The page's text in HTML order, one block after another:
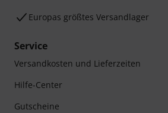
Europas größtes Versandlager
Service
Versandkosten und Lieferzeiten
Hilfe-Center
Gutscheine